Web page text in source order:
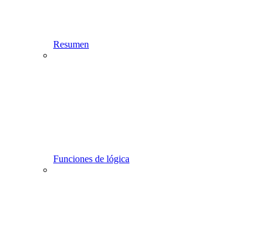
Resumen
Funciones de lógica